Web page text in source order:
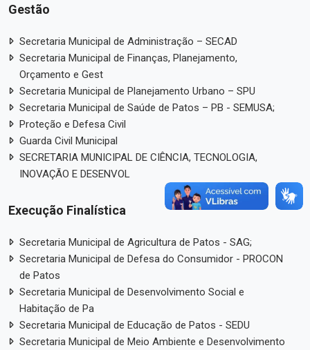
Gestão
Secretaria Municipal de Administração – SECAD
Secretaria Municipal de Finanças, Planejamento,
Orçamento e Gest
Secretaria Municipal de Planejamento Urbano – SPU
Secretaria Municipal de Saúde de Patos – PB - SEMUSA;
Proteção e Defesa Civil
Guarda Civil Municipal
SECRETARIA MUNICIPAL DE CIÊNCIA, TECNOLOGIA,
INOVAÇÃO E DESENVOL
Execução Finalística
Secretaria Municipal de Agricultura de Patos - SAG;
Secretaria Municipal de Defesa do Consumidor - PROCON
de Patos
Secretaria Municipal de Desenvolvimento Social e
Habitação de Pa
Secretaria Municipal de Educação de Patos - SEDU
Secretaria Municipal de Meio Ambiente e Desenvolvimento